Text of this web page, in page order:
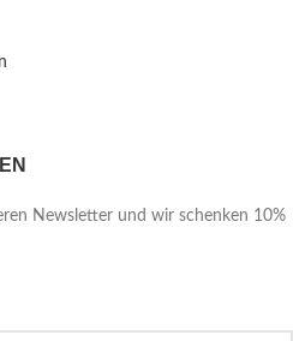
Newsletter und wir schenken 10%